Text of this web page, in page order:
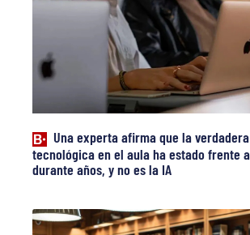
Una experta afirma que la
tecnológica en el aula ha estado frente
durante años, y no es la IA